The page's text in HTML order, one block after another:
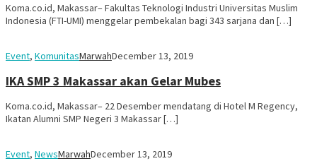
Koma.co.id, Makassar– Fakultas Teknologi Industri Universitas Muslim
Indonesia (FTI-UMI) menggelar pembekalan bagi 343 sarjana dan […]
Event, KomunitasMarwahDecember 13, 2019
IKA SMP 3 Makassar akan Gelar Mubes
Koma.co.id, Makassar– 22 Desember mendatang di Hotel M Regency,
Ikatan Alumni SMP Negeri 3 Makassar […]
Event, NewsMarwahDecember 13, 2019